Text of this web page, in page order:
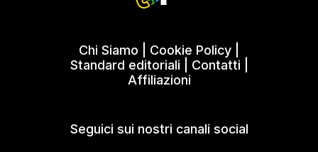
Chi Siamo Cookie Policy
Standard editoriali
Contatti
Affiliazioni
Seguici sui nostri canali social